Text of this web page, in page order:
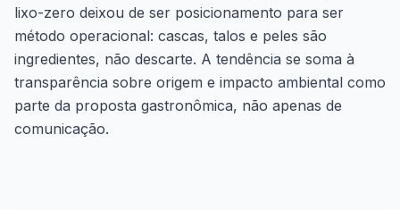
lixo-zero deixou de ser posicionamento para ser
método operacional: cascas, talos e peles são
ingredientes, não descarte. A tendência se soma à
transparência sobre origem e impacto ambiental como
parte da proposta gastronômica, não apenas de
comunicação.